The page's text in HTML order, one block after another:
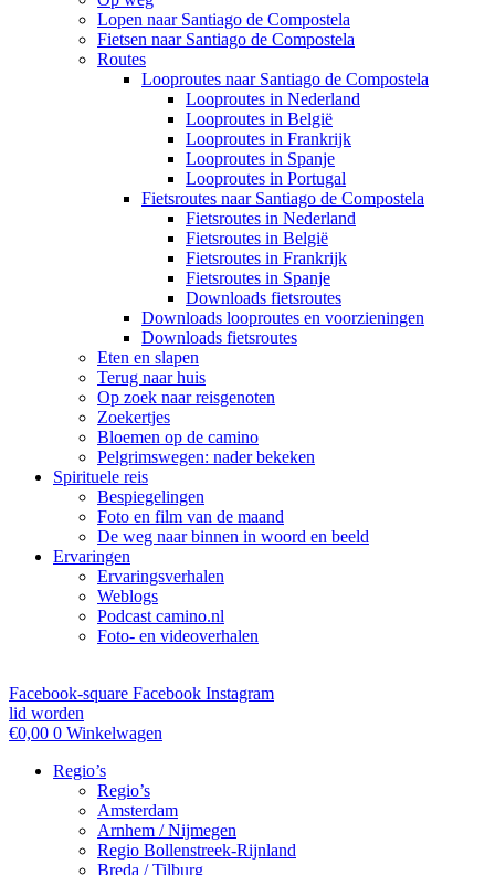
Lopen naar Santiago de Compostela
Fietsen naar Santiago de Compostela
Routes
Looproutes naar Santiago de Compostela
Looproutes in Nederland
Looproutes in België
Looproutes in Frankrijk
Looproutes in Spanje
Looproutes in Portugal
Fietsroutes naar Santiago de Compostela
Fietsroutes in Nederland
Fietsroutes in België
Fietsroutes in Frankrijk
Fietsroutes in Spanje
Downloads fietsroutes
Downloads looproutes en voorzieningen
Downloads fietsroutes
Eten en slapen
Terug naar huis
Op zoek naar reisgenoten
Zoekertjes
Bloemen op de camino
Pelgrimswegen: nader bekeken
Spirituele reis
Bespiegelingen
Foto en film van de maand
De weg naar binnen in woord en beeld
Ervaringen
Ervaringsverhalen
Weblogs
Podcast camino.nl
Foto- en videoverhalen
Facebook-square Facebook Instagram
lid worden
€0,00 0 Winkelwagen
Regio’s
Regio’s
Amsterdam
Arnhem / Nijmegen
Regio Bollenstreek-Rijnland
Breda / Tilburg